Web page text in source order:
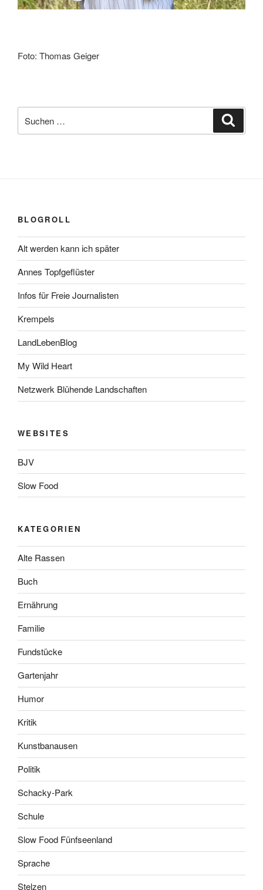
Foto: Thomas Geiger
nach:
BLOGROLL
Alt werden kann ich später
Annes Topfgeflüster
Infos für Freie Journalisten
Krempels
LandLebenBlog
My Wild Heart
Netzwerk Blühende Landschaften
WEBSITES
BJV
Slow Food
KATEGORIEN
Alte Rassen
Buch
Ernährung
Familie
Fundstücke
Gartenjahr
Humor
Kritik
Kunstbanausen
Politik
Schacky-Park
Schule
Slow Food Fünfseenland
Sprache
Stelzen